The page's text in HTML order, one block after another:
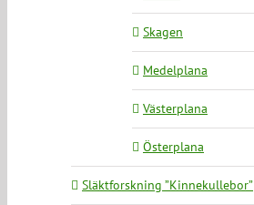
Skagen
Medelplana
Västerplana
Österplana
Släktforskning ”Kinnekullebor”